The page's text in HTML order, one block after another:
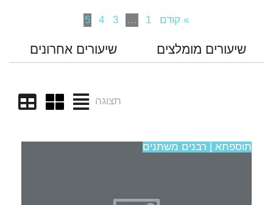
» קודם 1
…
3
4
5
שיעורים מומלצים שיעורים אחרונים
תצוגה
תוספתא | רבנים משתנים